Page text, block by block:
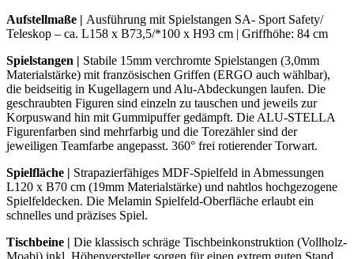
Aufstellmaße | Ausführung mit Spielstangen SA- Sport Safety/
Teleskop – ca. L158 x B73,5/*100 x H93 cm | Griffhöhe: 84 cm
Spielstangen | Stabile 15mm verchromte Spielstangen (3,0mm
Materialstärke) mit französischen Griffen (ERGO auch wählbar),
die beidseitig in Kugellagern und Alu-Abdeckungen laufen. Die
geschraubten Figuren sind einzeln zu tauschen und jeweils zur
Korpuswand hin mit Gummipuffer gedämpft. Die ALU-STELLA
Figurenfarben sind mehrfarbig und die Torezähler sind der
jeweiligen Teamfarbe angepasst. 360° frei rotierender Torwart.
Spielfläche | Strapazierfähiges MDF-Spielfeld in Abmessungen
L120 x B70 cm (19mm Materialstärke) und nahtlos hochgezogene
Spielfeldecken. Die Melamin Spielfeld-Oberfläche erlaubt ein
schnelles und präzises Spiel.
Tischbeine | Die klassisch schräge Tischbeinkonstruktion (Vollholz-
Moabi) inkl. Höhenversteller sorgen für einen extrem guten Stand.